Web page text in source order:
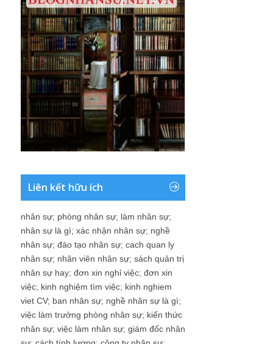
Liên kết hữu ích
nhân sự; phòng nhân sự; làm nhân sự;
nhân sự là gì; xác nhận nhân sự; nghề
nhân sự; đào tạo nhân sự; cach quan ly
nhân sự; nhân viên nhân sự; sách quản trị
nhân sự hay; đơn xin nghỉ việc; đơn xin
việc; kinh nghiệm tìm việc; kinh nghiem
viet CV; ban nhân sự; nghề nhân sự là gì;
việc làm trưởng phòng nhân sự; kiến thức
nhân sự; việc làm nhân sự; giám đốc nhân